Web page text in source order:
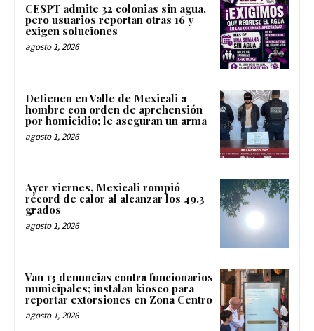
CESPT admite 32 colonias sin agua,
pero usuarios reportan otras 16 y
exigen soluciones
agosto 1, 2026
Detienen en Valle de Mexicali a
hombre con orden de aprehensión
por homicidio; le aseguran un arma
agosto 1, 2026
Ayer viernes, Mexicali rompió
récord de calor al alcanzar los 49.3
grados
agosto 1, 2026
Van 13 denuncias contra funcionarios
municipales; instalan kiosco para
reportar extorsiones en Zona Centro
agosto 1, 2026